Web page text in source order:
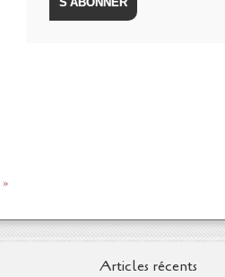
Articles récents